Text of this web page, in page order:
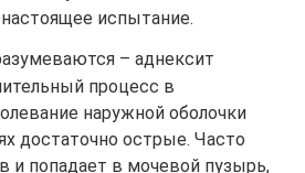
испытание.
– аднексит
процесс в
наружной оболочки
достаточно острые. Часто
и попадает в мочевой пузырь,